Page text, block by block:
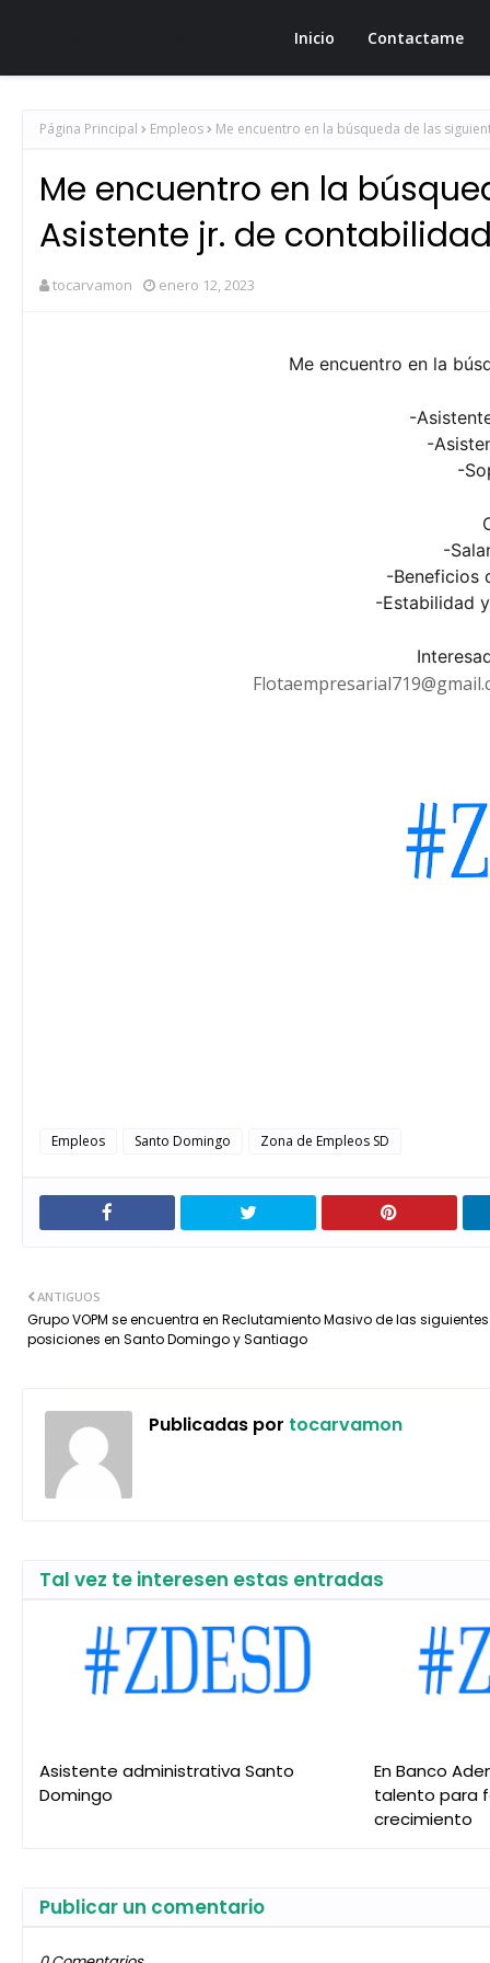
Inicio Contactame
Página Principal Empleos Me encuentro en la búsqueda de las
Me encuentro en la
Asistente jr. de
tocarvamon enero 12, 2023
Me encuentro en la
-
-
-
-
-Beneficios
-Estabilidad
Empleos Santo Domingo Zona de Empleos SD
ANTIGUOS
Grupo VOPM se encuentra en Reclutamiento Masivo de las siguientes
posiciones en Santo Domingo y Santiago
Publicadas por tocarvamon
Tal vez te interesen estas entradas
Asistente administrativa Santo
Domingo
En Banco
talento para
crecimiento
Publicar un comentario